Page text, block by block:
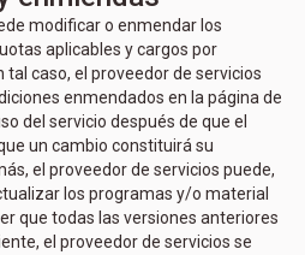
modificar o enmendar los
aplicables y cargos por
caso, el proveedor de servicios
enmendados en la página de
del servicio después de que el
un cambio constituirá su
el proveedor de servicios puede,
los programas y/o material
que todas las versiones anteriores
el proveedor de servicios se